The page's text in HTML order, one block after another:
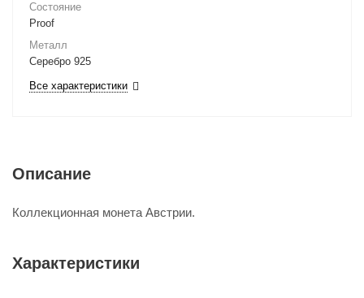
Состояние
Proof
Металл
Серебро 925
Все характеристики
Описание
Коллекционная монета Австрии.
Характеристики